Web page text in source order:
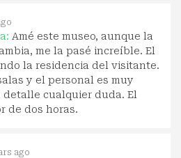
Amé este museo, aunque la
me la pasé increíble. El
la residencia del visitante.
y el personal es muy
cualquier duda. El
de dos horas.
ago